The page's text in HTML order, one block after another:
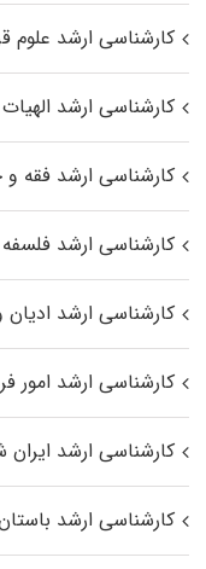
کارشناسی ارشد علوم
کارشناسی ارشد
کارشناسی ارشد فقه
کارشناسی ارشد
کارشناسی ارشد
کارشناسی ارشد امور
کارشناسی ارشد
کارشناسی ارشد